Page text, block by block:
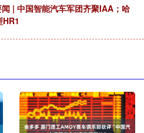
| 中国智能汽车军团齐聚IAA；哈